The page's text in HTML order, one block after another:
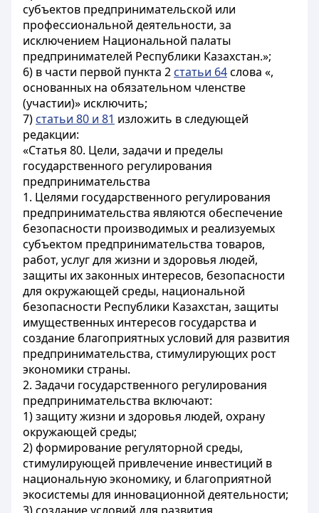
субъектов предпринимательской или
профессиональной деятельности, за
исключением Национальной палаты
предпринимателей Республики Казахстан.»;
6) в части первой пункта 2 статьи 64слова «,
основанных на обязательном членстве
(участии)» исключить;
7) статьи 80 и 81 изложить в следующей
редакции:
«Статья 80. Цели, задачи и пределы
государственного регулирования
предпринимательства
1. Целями государственного регулирования
предпринимательства являются обеспечение
безопасности производимых и реализуемых
субъектом предпринимательства товаров,
работ, услуг для жизни и здоровья людей,
защиты их законных интересов, безопасности
для окружающей среды, национальной
безопасности Республики Казахстан, защиты
имущественных интересов государства и
создание благоприятных условий для развития
предпринимательства, стимулирующих рост
экономики страны.
2. Задачи государственного регулирования
предпринимательства включают:
1) защиту жизни и здоровья людей, охрану
окружающей среды;
2) формирование регуляторной среды,
стимулирующей привлечение инвестиций в
национальную экономику, и благоприятной
экосистемы для инновационной деятельности;